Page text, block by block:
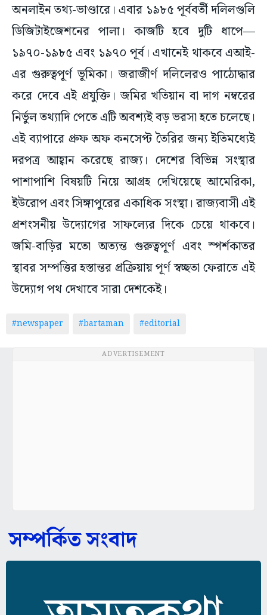
অনলাইন তথ্য-ভাণ্ডারে। এবার ১৯৮৫ পূর্ববর্তী দলিলগুলি
ডিজিটাইজেশনের পালা। কাজটি হবে দুটি ধাপে—
১৯৭০-১৯৮৫ এবং ১৯৭০ পূর্ব। এখানেই থাকবে এআই-
এর গুরুত্বপূর্ণ ভূমিকা। জরাজীর্ণ দলিলেরও পাঠোদ্ধার
করে দেবে এই প্রযুক্তি। জমির খতিয়ান বা দাগ নম্বরের
নির্ভুল তথ্যাদি পেতে এটি অবশ্যই বড় ভরসা হতে চলেছে।
এই ব্যাপারে প্রুফ অফ কনসেপ্ট তৈরির জন্য ইতিমধ্যেই
দরপত্র আহ্বান করেছে রাজ্য। দেশের বিভিন্ন সংস্থার
পাশাপাশি বিষয়টি নিয়ে আগ্রহ দেখিয়েছে আমেরিকা,
ইউরোপ এবং সিঙ্গাপুরের একাধিক সংস্থা। রাজ্যবাসী এই
প্রশংসনীয় উদ্যোগের সাফল্যের দিকে চেয়ে থাকবে।
জমি-বাড়ির মতো অত্যন্ত গুরুত্বপূর্ণ এবং স্পর্শকাতর
স্থাবর সম্পত্তির হস্তান্তর প্রক্রিয়ায় পূর্ণ স্বচ্ছতা ফেরাতে এই
উদ্যোগ পথ দেখাবে সারা দেশকেই।
#newspaper #bartaman #editorial
ADVERTISEMENT
সম্পর্কিত সংবাদ